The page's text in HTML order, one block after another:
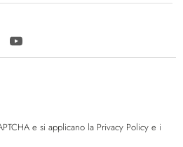
e si applicano la Privacy Policy e i